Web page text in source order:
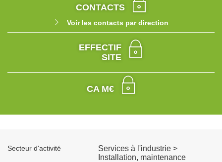
CONTACTS
Voir les contacts par direction
EFFECTIF
SITE
CA M€
Secteur d'activité
Services à l'industrie >
Installation, maintenance